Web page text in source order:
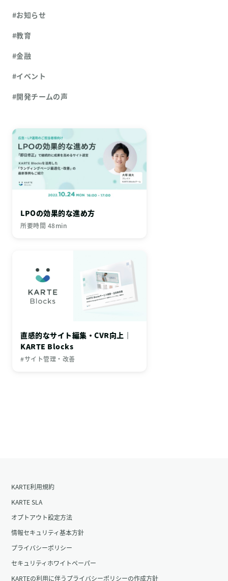
#お知らせ
#教育
#金融
#イベント
#開発チームの声
LPOの効果的な進め方
所要時間 48min
直感的なサイト編集・CVR向上｜
KARTE Blocks
#サイト管理・改善
KARTE利用規約
KARTE SLA
オプトアウト設定方法
情報セキュリティ基本方針
プライバシーポリシー
セキュリティホワイトペーパー
KARTEの利用に伴うプライバシーポリシーの作成方針